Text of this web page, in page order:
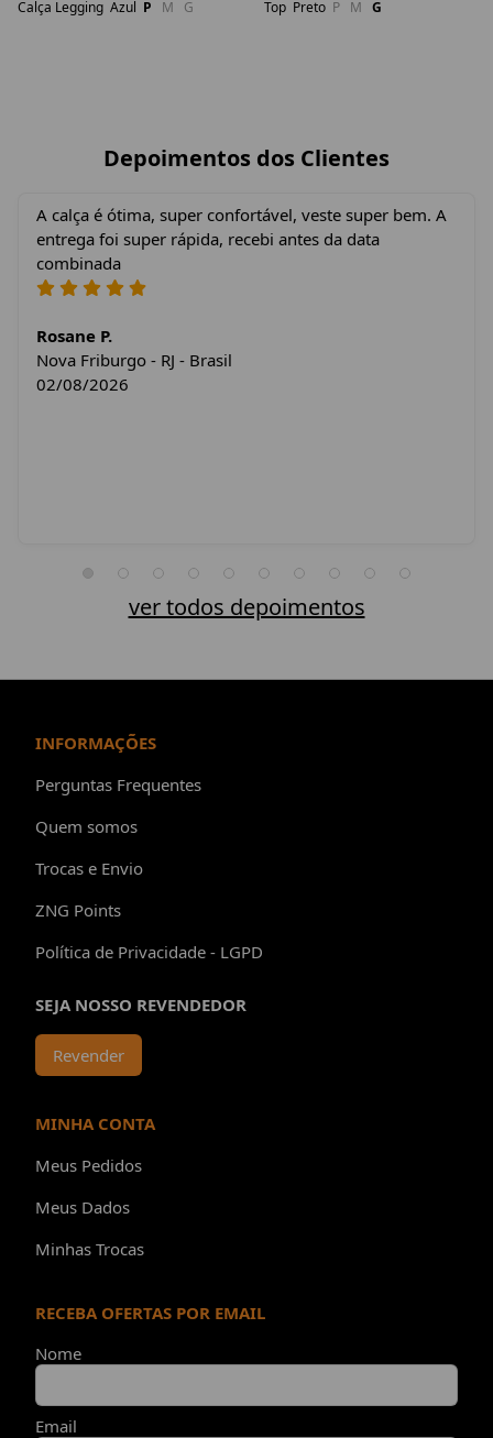
Calça Legging Azul P M G Top Preto P M G
Depoimentos dos Clientes
A calça é ótima, super confortável, veste super bem. A
entrega foi super rápida, recebi antes da data
combinada
Rosane P.
Nova Friburgo - RJ - Brasil
02/08/2026
ver todos depoimentos
INFORMAÇÕES
Perguntas Frequentes
Quem somos
Trocas e Envio
ZNG Points
Política de Privacidade - LGPD
SEJA NOSSO REVENDEDOR
Revender
MINHA CONTA
Meus Pedidos
Meus Dados
Minhas Trocas
RECEBA OFERTAS POR EMAIL
Nome
Email